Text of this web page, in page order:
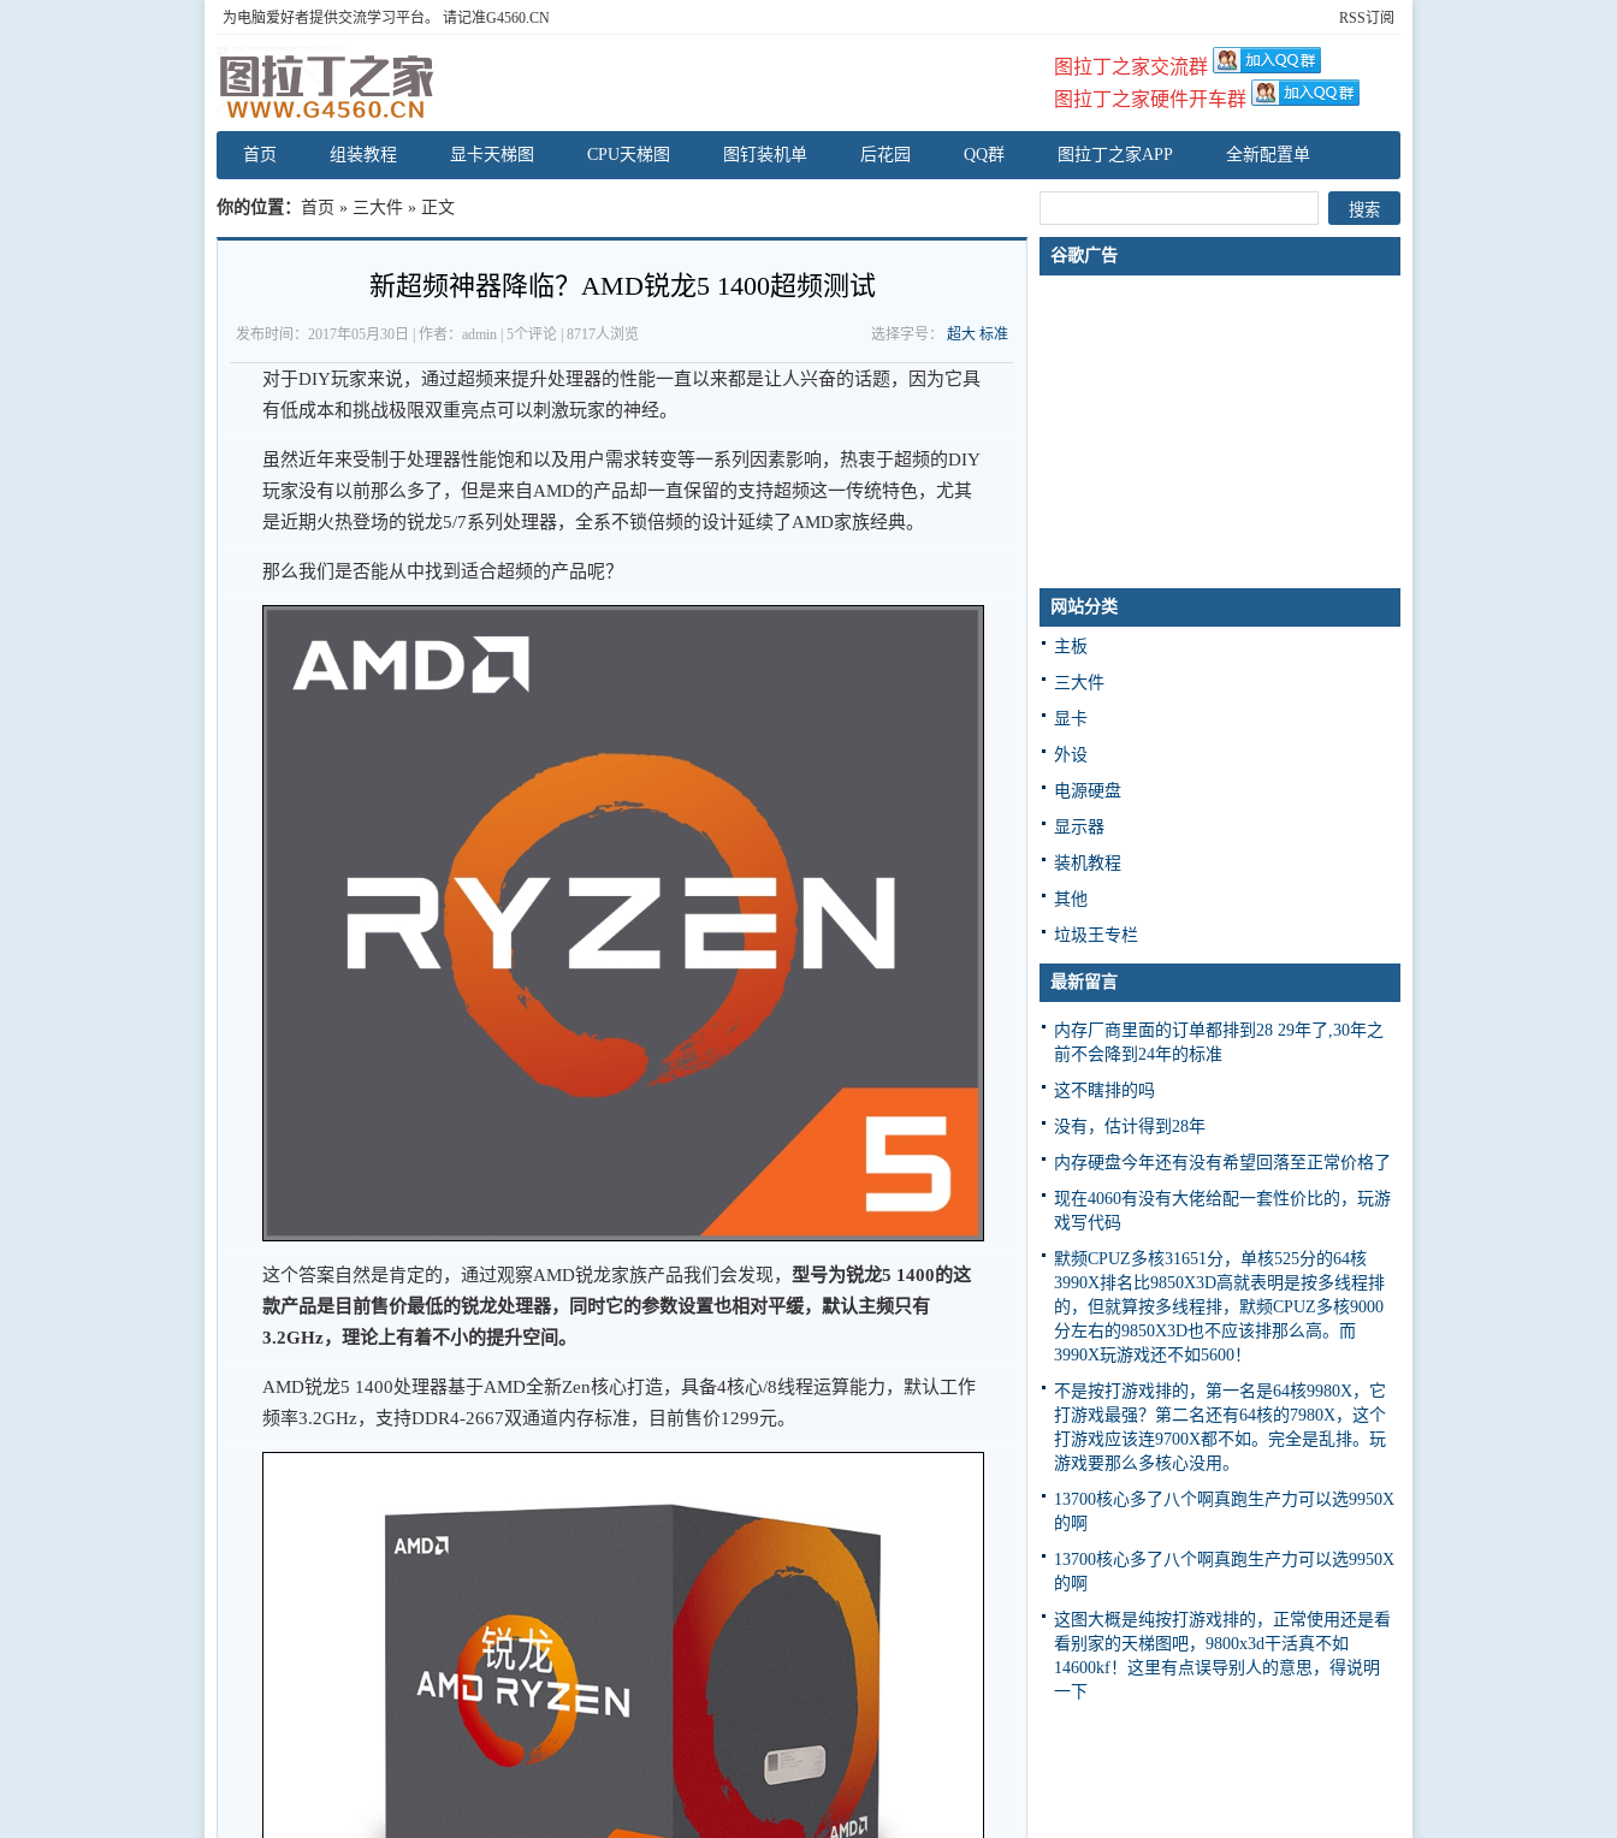
RSS订阅
为电脑爱好者提供交流学习平台。 请记准G4560.CN
图拉丁之家交流群
图拉丁之家硬件开车群
首页 组装教程 显卡天梯图 CPU天梯图 图钉装机单 后花园 QQ群 图拉丁之家APP 全新配置单
你的位置： 首页 » 三大件 » 正文
新超频神器降临？AMD锐龙5 1400超频测试
选择字号： 超大 标准
发布时间：2017年05月30日 | 作者：admin | 5个评论 | 8717人浏览
对于DIY玩家来说，通过超频来提升处理器的性能一直以来都是让人兴奋的话题，因为它具
有低成本和挑战极限双重亮点可以刺激玩家的神经。
虽然近年来受制于处理器性能饱和以及用户需求转变等一系列因素影响，热衷于超频的DIY
玩家没有以前那么多了，但是来自AMD的产品却一直保留的支持超频这一传统特色，尤其
是近期火热登场的锐龙5/7系列处理器，全系不锁倍频的设计延续了AMD家族经典。
那么我们是否能从中找到适合超频的产品呢？
这个答案自然是肯定的，通过观察AMD锐龙家族产品我们会发现， 型号为锐龙5 1400的这
款产品是目前售价最低的锐龙处理器，同时它的参数设置也相对平缓，默认主频只有
3.2GHz，理论上有着不小的提升空间。
AMD锐龙5 1400处理器基于AMD全新Zen核心打造，具备4核心/8线程运算能力，默认工作
频率3.2GHz，支持DDR4-2667双通道内存标准，目前售价1299元。
谷歌广告
网站分类
主板
三大件
显卡
外设
电源硬盘
显示器
装机教程
其他
垃圾王专栏
最新留言
内存厂商里面的订单都排到28 29年了,30年之
前不会降到24年的标准
这不瞎排的吗
没有，估计得到28年
内存硬盘今年还有没有希望回落至正常价格了
现在4060有没有大佬给配一套性价比的，玩游
戏写代码
默频CPUZ多核31651分，单核525分的64核
3990X排名比9850X3D高就表明是按多线程排
的，但就算按多线程排，默频CPUZ多核9000
分左右的9850X3D也不应该排那么高。而
3990X玩游戏还不如5600！
不是按打游戏排的，第一名是64核9980X，它
打游戏最强？第二名还有64核的7980X，这个
打游戏应该连9700X都不如。完全是乱排。玩
游戏要那么多核心没用。
13700核心多了八个啊真跑生产力可以选9950X
的啊
13700核心多了八个啊真跑生产力可以选9950X
的啊
这图大概是纯按打游戏排的，正常使用还是看
看别家的天梯图吧，9800x3d干活真不如
14600kf！这里有点误导别人的意思，得说明
一下